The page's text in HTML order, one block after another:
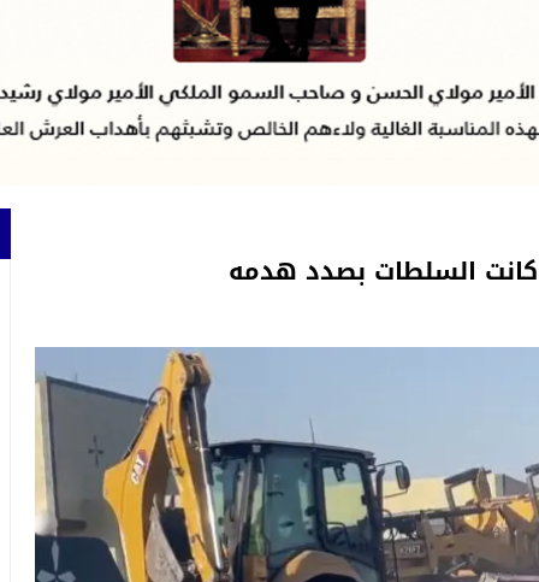
السلطات بصدد هدمه